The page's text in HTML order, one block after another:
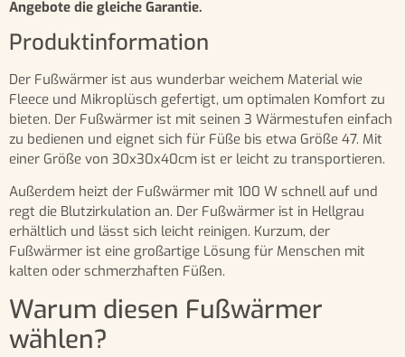
Angebote die gleiche Garantie.
Produktinformation
Der Fußwärmer ist aus wunderbar weichem Material wie
Fleece und Mikroplüsch gefertigt, um optimalen Komfort zu
bieten. Der Fußwärmer ist mit seinen 3 Wärmestufen einfach
zu bedienen und eignet sich für Füße bis etwa Größe 47. Mit
einer Größe von 30x30x40cm ist er leicht zu transportieren.
Außerdem heizt der Fußwärmer mit 100 W schnell auf und
regt die Blutzirkulation an. Der Fußwärmer ist in Hellgrau
erhältlich und lässt sich leicht reinigen. Kurzum, der
Fußwärmer ist eine großartige Lösung für Menschen mit
kalten oder schmerzhaften Füßen.
Warum diesen Fußwärmer
wählen?